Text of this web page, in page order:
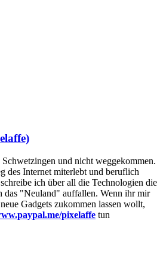
und nicht weggekommen.
des Internet miterlebt und beruflich
ich über all die Technologien die
das "Neuland" auffallen. Wenn ihr mir
Gadgets zukommen lassen wollt,
pixelaffe tun